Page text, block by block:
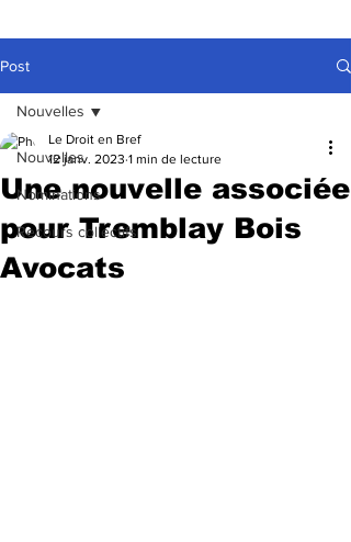
Post
Nouvelles
Nominations
Recours collectifs
Nouvelles
Une nouvelle associée
pour Tremblay Bois
Avocats
Le Droit en Bref
12 janv. 2023 1 min de lecture